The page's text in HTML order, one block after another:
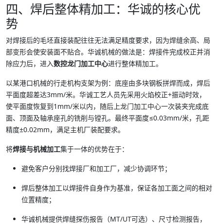
四、焊后整体精加工：华诚的核心优
势
对焊接后的毛坯直接装配往往无法满足精度要求，因为焊缝余高、局
部变形会使安装面不贴合。华诚机械的做法是：焊接件完成校正并消
除应力后，进入数控龙门加工中心进行整体精加工。
以某港口机械的行走机构支架为例：底座由多块钢板拼焊而成，焊后
平面度超差达3mm/米。华诚工艺人员先采用火焰校正+振动时效，
使平面度恢复到1mm/米以内，随后上龙门加工中心一次装夹完成底
面、顶面及轴承座孔的铣削与镗孔。最终平面度≤0.03mm/米，孔距
精度±0.02mm，满足主机厂装配要求。
将焊接与机械加工集于一体的优势在于：
避免客户分别找焊接厂和加工厂，减少协调环节；
焊后整体加工以焊接件自身作为基准，保证各加工面之间的相对
位置精度；
华诚机械提供焊缝探伤报告（MT/UT可选）、尺寸检测报告，